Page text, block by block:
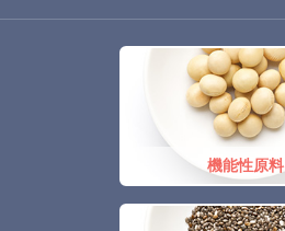
機能性原料